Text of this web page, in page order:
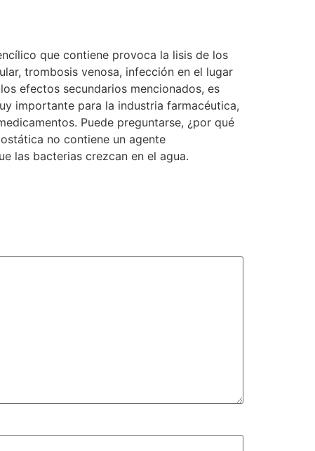
que contiene provoca la lisis de los
trombosis venosa, infección en el lugar
efectos secundarios mencionados, es
importante para la industria farmacéutica,
Puede preguntarse, ¿por qué
no contiene un agente
las bacterias crezcan en el agua.